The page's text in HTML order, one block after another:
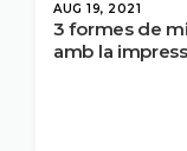
AUG 19, 2021
3 formes de
amb la